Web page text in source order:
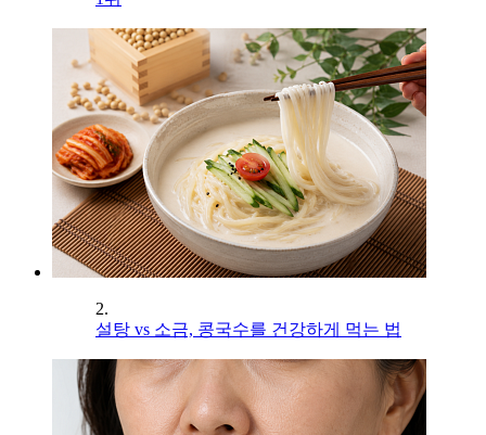
2.
설탕 vs 소금, 콩국수를 건강하게 먹는 법